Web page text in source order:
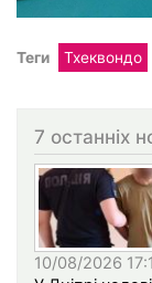
Теги Тхеквондо
7 останніх
10/08/2026